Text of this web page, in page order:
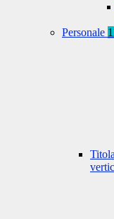
Personale